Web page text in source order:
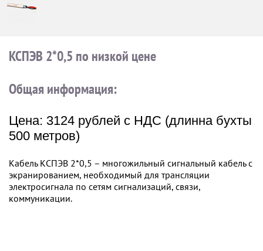
КСПЭВ 2*0,5 по низкой цене
Общая информация:
Цена: 3124 рублей с НДС (длинна бухты
500 метров)
Кабель КСПЭВ 2*0,5 – многожильный сигнальный кабель с
экранированием, необходимый для трансляции
электросигнала по сетям сигнализаций, связи,
коммуникации.